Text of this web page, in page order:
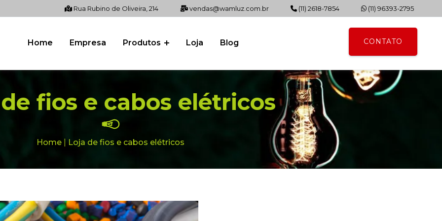
Rua Rubino de Oliveira, 214 vendas@wamluz.com.br (11) 2618-7854 (11) 96393-2795
Home Empresa Produtos Loja Blog CONTATO
fios e cabos elétricos
Home Loja de fios e cabos elétricos